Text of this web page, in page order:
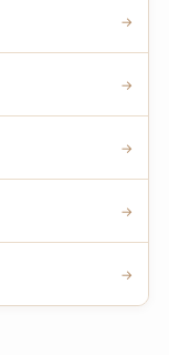
→
→
→
→
→